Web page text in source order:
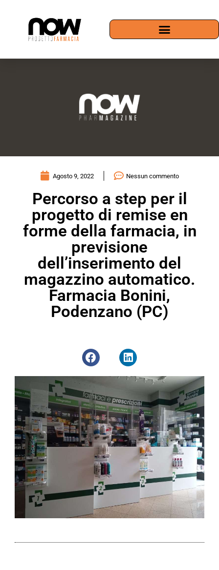
Agosto 9, 2022 Nessun commento
Percorso a step per il
progetto di remise en
forme della farmacia, in
previsione
dell’inserimento del
magazzino automatico.
Farmacia Bonini,
Podenzano (PC)